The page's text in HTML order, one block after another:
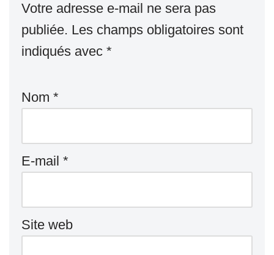
Votre adresse e-mail ne sera pas
publiée. Les champs obligatoires sont
indiqués avec *
Nom *
E-mail *
Site web